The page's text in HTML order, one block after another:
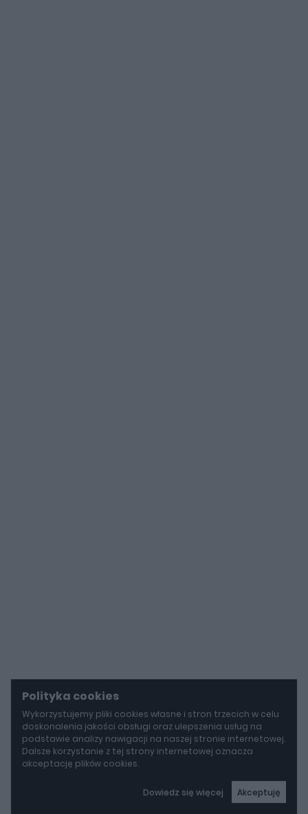
Polityka cookies
Wykorzystujemy pliki cookies własne i stron trzecich w celu
doskonalenia jakości obsługi oraz ulepszenia usług na
podstawie analizy nawigacji na naszej stronie internetowej.
Dalsze korzystanie z tej strony internetowej oznacza
akceptację plików cookies.
Dowiedz się więcej Akceptuję